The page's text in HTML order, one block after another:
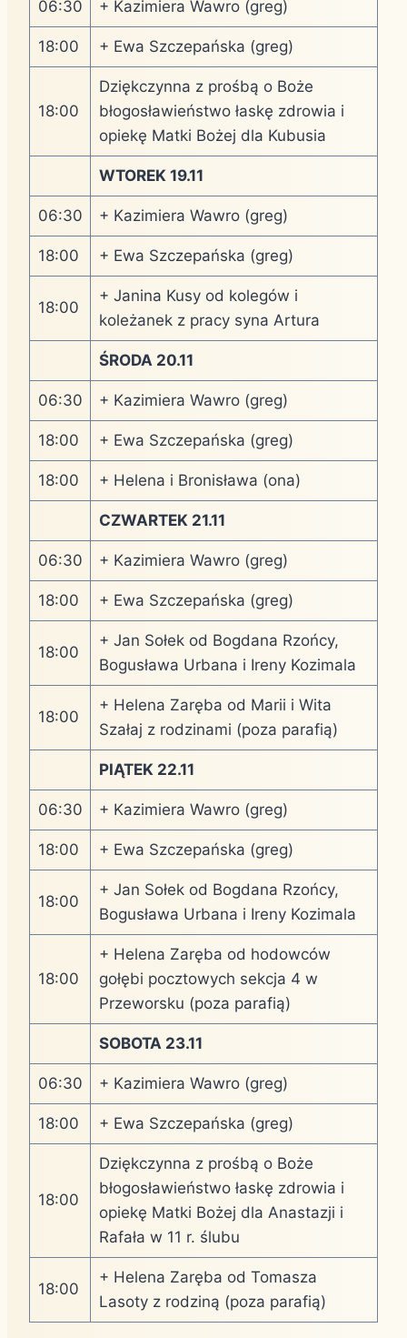
06:30 + Kazimiera Wawro (greg)
18:00 + Ewa Szczepańska (greg)
18:00
Dziękczynna z prośbą o Boże
błogosławieństwo łaskę zdrowia i
opiekę Matki Bożej dla Kubusia
WTOREK 19.11
06:30 + Kazimiera Wawro (greg)
18:00 + Ewa Szczepańska (greg)
18:00
+ Janina Kusy od kolegów i
koleżanek z pracy syna Artura
ŚRODA 20.11
06:30 + Kazimiera Wawro (greg)
18:00 + Ewa Szczepańska (greg)
18:00 + Helena i Bronisława (ona)
CZWARTEK 21.11
06:30 + Kazimiera Wawro (greg)
18:00 + Ewa Szczepańska (greg)
18:00
+ Jan Sołek od Bogdana Rzońcy,
Bogusława Urbana i Ireny Kozimala
18:00
+ Helena Zaręba od Marii i Wita
Szałaj z rodzinami (poza parafią)
PIĄTEK 22.11
06:30 + Kazimiera Wawro (greg)
18:00 + Ewa Szczepańska (greg)
18:00
+ Jan Sołek od Bogdana Rzońcy,
Bogusława Urbana i Ireny Kozimala
18:00
+ Helena Zaręba od hodowców
gołębi pocztowych sekcja 4 w
Przeworsku (poza parafią)
SOBOTA 23.11
06:30 + Kazimiera Wawro (greg)
18:00 + Ewa Szczepańska (greg)
18:00
Dziękczynna z prośbą o Boże
błogosławieństwo łaskę zdrowia i
opiekę Matki Bożej dla Anastazji i
Rafała w 11 r. ślubu
18:00
+ Helena Zaręba od Tomasza
Lasoty z rodziną (poza parafią)